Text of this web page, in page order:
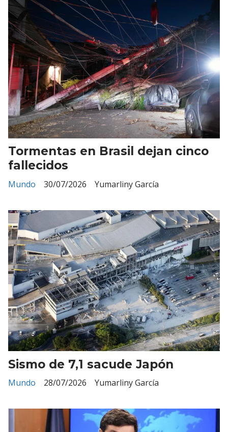
Tormentas en Brasil dejan cinco
fallecidos
Yumarliny García
Mundo 30/07/2026
Sismo de 7,1 sacude Japón
Yumarliny García
Mundo 28/07/2026